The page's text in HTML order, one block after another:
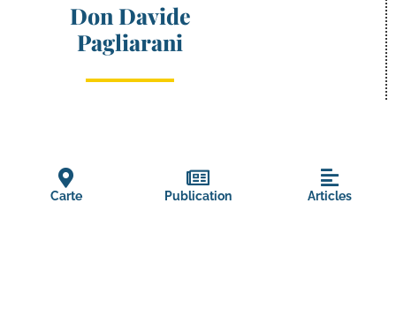
Don Davide
Pagliarani
Carte Publication Articles